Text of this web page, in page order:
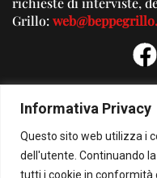
Informativa Privacy
Questo sito web utilizza i
dell'utente. Continuando
tutti i cookie in conformità
Grillo: